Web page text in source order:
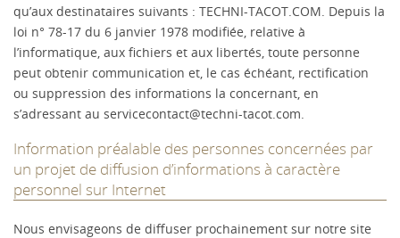
qu’aux destinataires suivants : TECHNI-TACOT.COM. Depuis la
loi n° 78-17 du 6 janvier 1978 modifiée, relative à
l’informatique, aux fichiers et aux libertés, toute personne
peut obtenir communication et, le cas échéant, rectification
ou suppression des informations la concernant, en
s’adressant au servicecontact@techni-tacot.com.
Information préalable des personnes concernées par
un projet de diffusion d’informations à caractère
personnel sur Internet
Nous envisageons de diffuser prochainement sur notre site